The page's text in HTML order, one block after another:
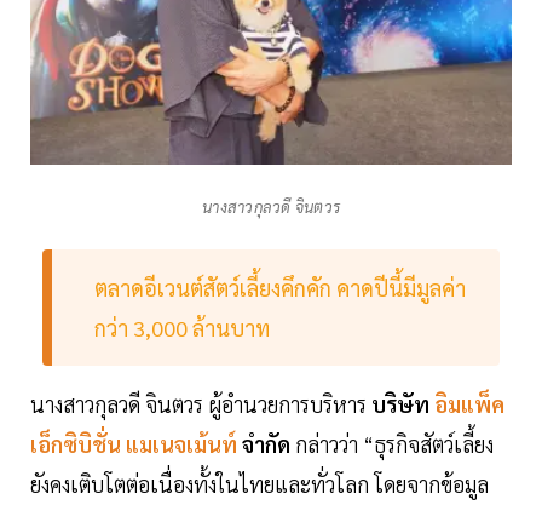
นางสาวกุลวดี จินตวร
ตลาดอีเวนต์สัตว์เลี้ยงคึกคัก คาดปีนี้มีมูลค่า
กว่า 3,000 ล้านบาท
นางสาวกุลวดี จินตวร ผู้อำนวยการบริหาร บริษัท อิมแพ็ค
เอ็กซิบิชั่น แมเนจเม้นท์ จำกัด กล่าวว่า “ธุรกิจสัตว์เลี้ยง
ยังคงเติบโตต่อเนื่องทั้งในไทยและทั่วโลก โดยจากข้อมูล